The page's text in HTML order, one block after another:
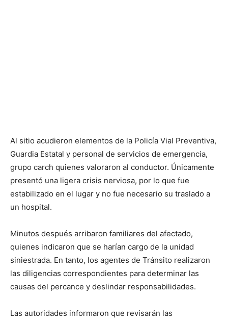
Al sitio acudieron elementos de la Policía Vial Preventiva,
Guardia Estatal y personal de servicios de emergencia,
grupo carch quienes valoraron al conductor. Únicamente
presentó una ligera crisis nerviosa, por lo que fue
estabilizado en el lugar y no fue necesario su traslado a
un hospital.
Minutos después arribaron familiares del afectado,
quienes indicaron que se harían cargo de la unidad
siniestrada. En tanto, los agentes de Tránsito realizaron
las diligencias correspondientes para determinar las
causas del percance y deslindar responsabilidades.
Las autoridades informaron que revisarán las